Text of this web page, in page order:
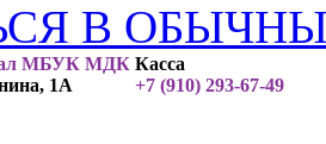
В
МБУК МДК
1А
Касса
+7 (910) 293-67-49